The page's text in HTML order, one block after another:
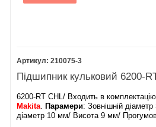
210075-3
Підшипник кульковий 6200-
6200-RT CHL/ Входить в
Makita. Парамери: Зовнішній
діаметр 10 мм/ Висота 9 мм/